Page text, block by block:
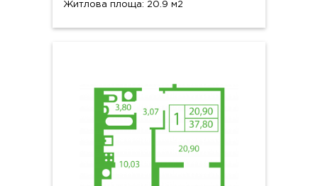
Житлова площа: 20.9 м2